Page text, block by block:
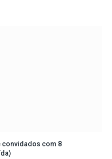
convidados com 8